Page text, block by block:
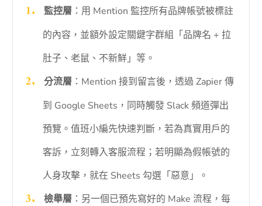
監控層 ：用 Mention 監控所有品牌帳號被標註
的內容，並額外設定關鍵字群組「品牌名 + 拉
肚子、老鼠、不新鮮」等。
分流層 ：Mention 接到留言後，透過 Zapier 傳
到 Google Sheets，同時觸發 Slack 頻道彈出
預覽。值班小編先快速判斷，若為真實用戶的
客訴，立刻轉入客服流程；若明顯為假帳號的
人身攻擊，就在 Sheets 勾選「惡意」。
檢舉層 ：另一個已預先寫好的 Make 流程，每